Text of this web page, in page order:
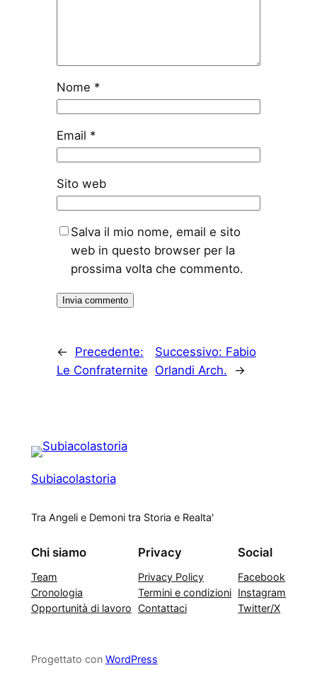
Nome *
Email *
Sito web
Salva il mio nome, email e sito
web in questo browser per la
prossima volta che commento.
←
Precedente:
Le Confraternite
Successivo: Fabio
Orlandi Arch.
→
Subiacolastoria
Tra Angeli e Demoni tra Storia e Realta'
Chi siamo
Team
Cronologia
Opportunità di lavoro
Privacy
Privacy Policy
Termini e condizioni
Contattaci
Social
Facebook
Instagram
Twitter/X
Progettato con WordPress